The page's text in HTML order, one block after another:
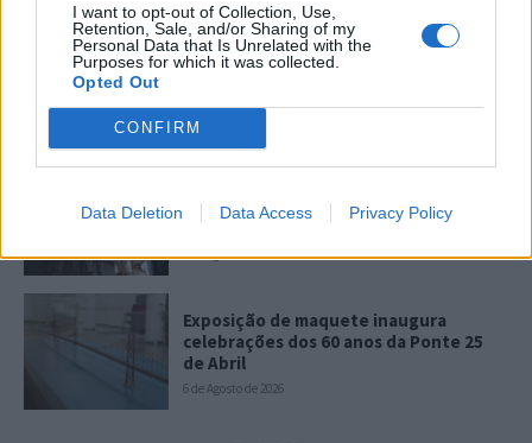
I want to opt-out of Collection, Use,
Retention, Sale, and/or Sharing of my
Personal Data that Is Unrelated with the
Purposes for which it was collected.
Opted Out
CONFIRM
Data Deletion Data Access Privacy Policy
Atleta almadense João Sequeira torna-
7 de Agosto de 2026
indigna moradores: “Não percebemos
qual o critério”
6 de Agosto de 2026
Exposição de maquete inaugura
celebrações dos 60 anos da Ponte 25
de Abril
6 de Agosto de 2026